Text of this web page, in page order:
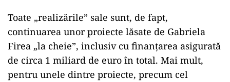
Toate „realizările” sale sunt, de fapt,
continuarea unor proiecte lăsate de Gabriela
Firea „la cheie”, inclusiv cu finanțarea asigurată
de circa 1 miliard de euro în total. Mai mult,
pentru unele dintre proiecte, precum cel